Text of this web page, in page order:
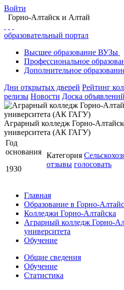
Войти
Горно-Алтайск и Алтай
образовательный портал
Высшее образование ВУЗы
Профессиональное
Дополнительное
Дни открытых дверей Рейтинг
релизы Новости Доска объявлений
Аграрный колледж Горно-
университета (АК ГАГУ)
Год
основания
1930
Категория
отзывы голосовать
Главная
Образование в Горно-
Колледжи Горно-Алтайска
Аграрный колледж Горно-
университета
Обучение
Общие сведения
Обучение
Статистика